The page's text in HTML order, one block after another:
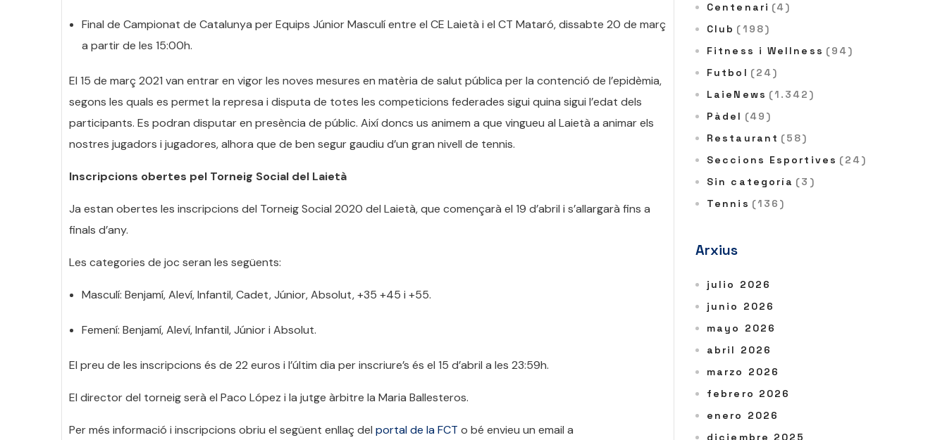
Final de Campionat de Catalunya per Equips Júnior Masculí entre el CE Laietà i el CT Mataró, dissabte 20 de març
a partir de les 15:00h.
El 15 de març 2021 van entrar en vigor les noves mesures en matèria de salut pública per la contenció de l’epidèmia,
segons les quals es permet la represa i disputa de totes les competicions federades sigui quina sigui l’edat dels
participants. Es podran disputar en presència de públic. Així doncs us animem a que vingueu al Laietà a animar els
nostres jugadors i jugadores, alhora que de ben segur gaudiu d’un gran nivell de tennis.
Inscripcions obertes pel Torneig Social del Laietà
Ja estan obertes les inscripcions del Torneig Social 2020 del Laietà, que començarà el 19 d’abril i s’allargarà fins a
finals d’any.
Les categories de joc seran les següents:
Masculí: Benjamí, Aleví, Infantil, Cadet, Júnior, Absolut, +35 +45 i +55.
Femení: Benjamí, Aleví, Infantil, Júnior i Absolut.
El preu de les inscripcions és de 22 euros i l’últim dia per inscriure’s és el 15 d’abril a les 23:59h.
El director del torneig serà el Paco López i la jutge àrbitre la Maria Ballesteros.
Per més informació i inscripcions obriu el següent enllaç del portal de la FCT o bé envieu un email a
Centenari (4)
Club (198)
Fitness i Wellness (94)
Futbol (24)
LaieNews (1.342)
Pàdel (49)
Restaurant (58)
Seccions Esportives (24)
Sin categoría (3)
Tennis (136)
Arxius
julio 2026
junio 2026
mayo 2026
abril 2026
marzo 2026
febrero 2026
enero 2026